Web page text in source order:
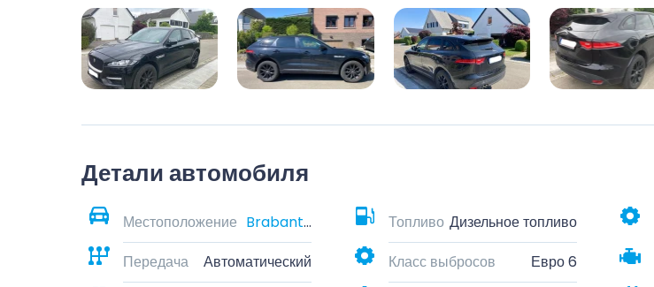
Детали автомобиля
Местоположение Brabant wallon, Belgique Топливо Дизельное топливо
Передача
Автоматический Класс выбросов Евро 6